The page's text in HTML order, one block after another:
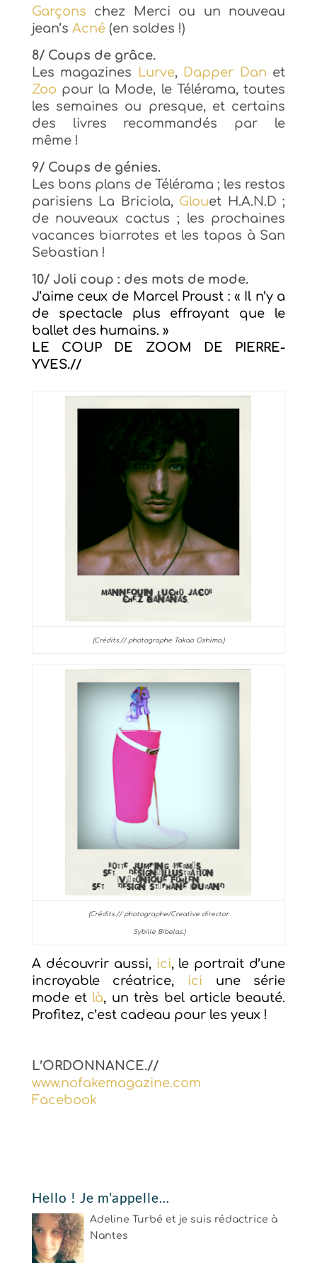
Garçons chez Merci ou un nouveau
jean’s Acné (en soldes !)
8/ Coups de grâce.
Les magazines
Lurve, Dapper Dan et
Zoo pour la Mode, le Télérama, toutes
les semaines ou presque, et certains
des livres recommandés par le
même !
9/ Coups de génies.
Les bons plans de Télérama ; les restos
parisiens La Briciola, Glouet H.A.N.D ;
de nouveaux cactus ; les prochaines
vacances biarrotes et les tapas à San
Sebastian !
10/ Joli coup : des mots de mode.
J’aime ceux de Marcel Proust : « Il n’y a
de spectacle plus effrayant que le
ballet des humains. »
LE COUP DE ZOOM DE PIERRE-
YVES.//
(Crédits.// photographe Takao Oshima.)
(Crédits.// photographe/Creative director
Sybille Bibelas.)
A découvrir aussi, ici, le portrait d’une
incroyable créatrice, ici une série
mode et là, un très bel article beauté.
Profitez, c’est cadeau pour les yeux !
L’ORDONNANCE.//
www.nofakemagazine.com
Facebook
Hello ! Je m'appelle…
Adeline Turbé et je suis rédactrice à
Nantes